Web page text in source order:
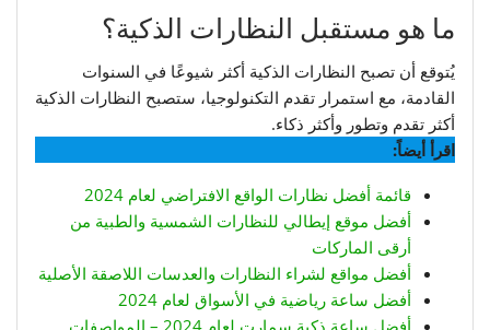
ما هو مستقبل النظارات الذكية؟
يُتوقع أن تصبح النظارات الذكية أكثر شيوعًا في السنوات
القادمة، مع استمرار تقدم التكنولوجيا، ستصبح النظارات الذكية
أكثر تقدم وتطور وأكثر ذكاء.
اقرأ أيضاً:
قائمة أفضل نظارات الواقع الافتراضي لعام 2024
أفضل موقع إيطالي للنظارات الشمسية والطبية من
أرقى الماركات
أفضل مواقع لشراء النظارات والعدسات اللاصقة الأصلية
أفضل ساعة رياضية في الأسواق لعام 2024
أفضل ساعة ذكية سمارت لعام 2024 – المواصفات